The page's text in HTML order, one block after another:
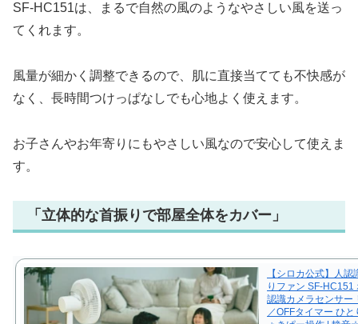
SF-HC151は、まるで自然の風のようなやさしい風を送っ
てくれます。
風量が細かく調整できるので、肌に直接当てても不快感が
なく、長時間つけっぱなしでも心地よく使えます。
お子さんやお年寄りにもやさしい風なので安心して使えま
す。
「立体的な首振りで部屋全体をカバー」
【シロカ公式】人
りファン SF-HC151
認識カメラセンサー
／OFFタイマー ひ